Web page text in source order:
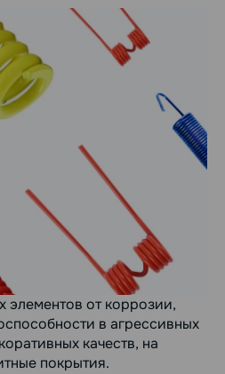
от коррозии,
в агрессивных
качеств, на
покрытия.